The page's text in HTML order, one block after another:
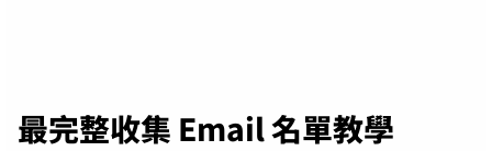
最完整收集 Email 名單教學